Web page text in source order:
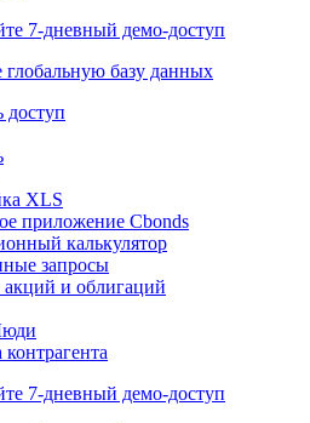
7-дневный демо-доступ
глобальную базу данных
доступ
XLS
приложение Cbonds
калькулятор
запросы
и облигаций
7-дневный демо-доступ